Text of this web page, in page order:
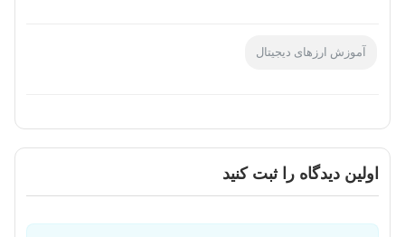
آموزش ارزهای دیجیتال
اولین دیدگاه را ثبت کنید